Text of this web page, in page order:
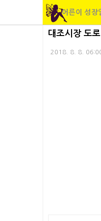
어른이 성장
대조시장 도
2018. 8. 8.